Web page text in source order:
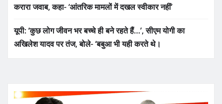
करारा जवाब, कहा- ‘आंतरिक मामलों में दखल स्वीकार नहीं’
यूपी: ‘कुछ लोग जीवन भर बच्चे ही बने रहते हैं…’, सीएम योगी का
अखिलेश यादव पर तंज, बोले- ‘बबुआ भी यही करते थे।